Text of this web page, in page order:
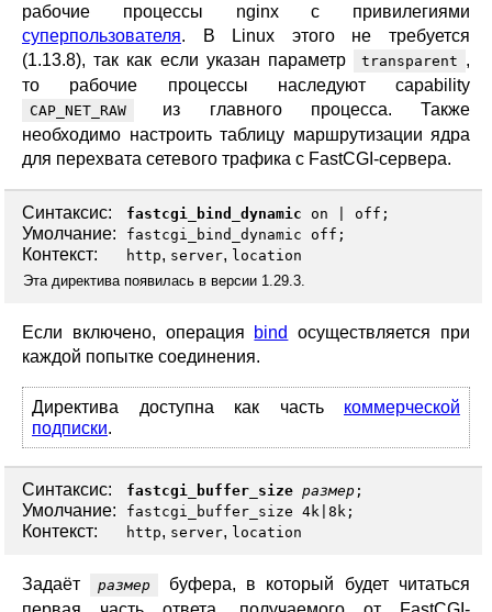
рабочие процессы nginx с привилегиями
суперпользователя. В Linux этого не требуется
(1.13.8), так как если указан параметр
transparent ,
то рабочие процессы наследуют capability
CAP_NET_RAW
из главного процесса. Также
необходимо настроить таблицу маршрутизации ядра
для перехвата сетевого трафика с FastCGI-сервера.
Синтаксис: fastcgi_bind_dynamic on off ;
Умолчание: fastcgi_bind_dynamic off;
Контекст: http, server, location
Эта директива появилась в версии 1.29.3.
Если включено, операция bind
осуществляется при
каждой попытке соединения.
Директива доступна как часть коммерческой
подписки.
Синтаксис: fastcgi_buffer_size размер ;
Умолчание: fastcgi_buffer_size 4k|8k;
Контекст: http, server, location
Задаёт размер
буфера, в который будет читаться